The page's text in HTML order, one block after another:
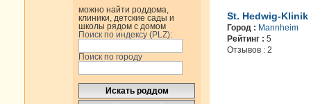
можно найти роддома,
клиники, детские сады и
школы рядом с домом
Поиск по индексу (PLZ):
Поиск по городу
St. Hedwig-Klinik
Город : Mannheim
Рейтинг : 5
Отзывов : 2